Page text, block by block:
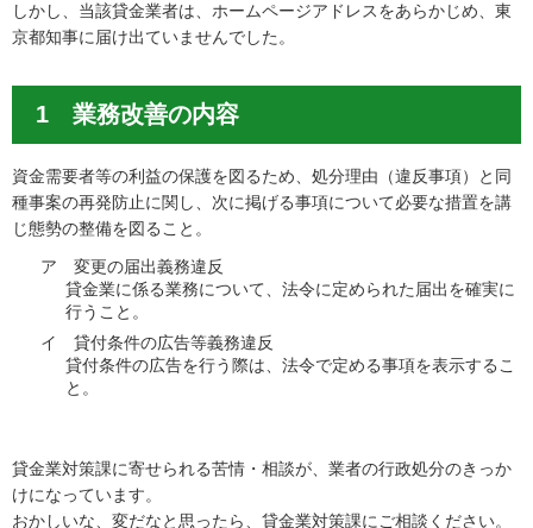
しかし、当該貸金業者は、ホームページアドレスをあらかじめ、東
京都知事に届け出ていませんでした。
1 業務改善の内容
資金需要者等の利益の保護を図るため、処分理由（違反事項）と同
種事案の再発防止に関し、次に掲げる事項について必要な措置を講
じ態勢の整備を図ること。
ア 変更の届出義務違反
貸金業に係る業務について、法令に定められた届出を確実に
行うこと。
イ 貸付条件の広告等義務違反
貸付条件の広告を行う際は、法令で定める事項を表示するこ
と。
貸金業対策課に寄せられる苦情・相談が、業者の行政処分のきっか
けになっています。
おかしいな、変だなと思ったら、貸金業対策課にご相談ください。